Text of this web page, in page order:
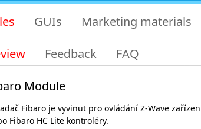
GUIs Marketing materials
Feedback FAQ
Module
Fibaro je vyvinut pro ovládání Z-Wave
Fibaro HC Lite kontroléry.